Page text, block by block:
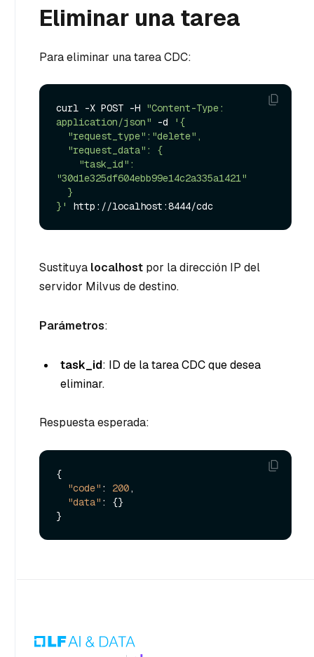
Eliminar una tarea
Para eliminar una tarea CDC:
curl -X POST -H "Content-Type:
application/json" -d
'{
"30d1e325df604ebb99e14c2a335a1421"
}'
Sustituya localhost por la dirección IP del
servidor Milvus de destino.
Parámetros:
task_id: ID de la tarea CDC que desea
eliminar.
Respuesta esperada:
{
"code" : 200,
"data" : {}
}